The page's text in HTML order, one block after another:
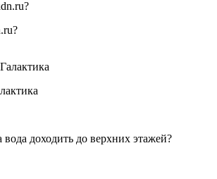
вода доходить до верхних этажей?